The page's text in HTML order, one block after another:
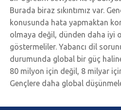
Burada biraz sıkıntımız var.
konusunda hata yapmaktan
olmaya değil, dünden daha iyi
göstermeliler. Yabancı dil
durumunda global bir güç
80 milyon için değil, 8 milyar
Gençlere daha global